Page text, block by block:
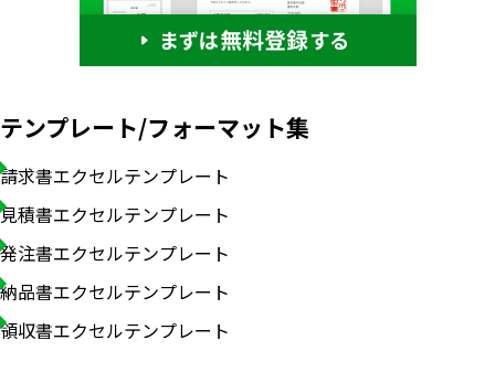
テンプレート/フォーマット集
請求書エクセルテンプレート
見積書エクセルテンプレート
発注書エクセルテンプレート
納品書エクセルテンプレート
領収書エクセルテンプレート